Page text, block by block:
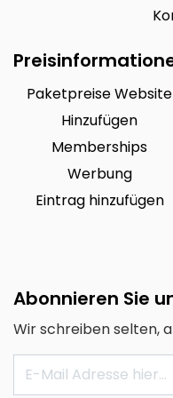
Paketpreise Website
Hinzufügen
Memberships
Werbung
Eintrag hinzufügen
Abonnieren Sie
Wir schreiben selten,